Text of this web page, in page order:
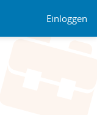
Einloggen